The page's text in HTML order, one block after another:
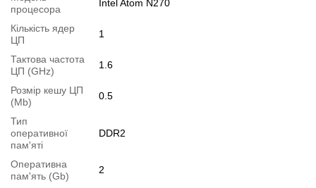
Операційна система:
Можлива модифікація:
1.Збільшення об'єму RAM
2.Збільшення розміру HDD
Ви можете розширити строк гарантії на
Можлива також комплектація
Для цього додайте в корзину відповідну позицію з розділу
процесора
Intel Atom N270
Кількість ядер
ЦП
1
Тактова частота
ЦП (GHz)
1.6
Розмір кешу ЦП
(Mb)
0.5
Тип
оперативної
пам'яті
DDR2
Оперативна
пам'ять (Gb)
2